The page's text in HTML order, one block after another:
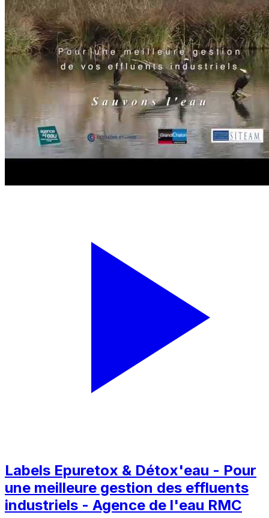
Labels Epuretox & Détox'eau - Pour
une meilleure gestion des effluents
industriels - Agence de l'eau RMC